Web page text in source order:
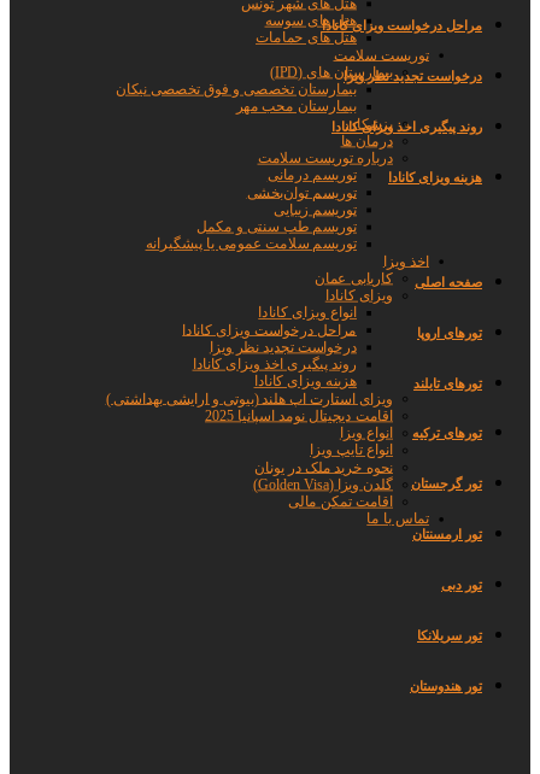
مراحل درخواست ویزای کانادا
درخواست تجدید نظر ویزا
روند پیگیری اخذ ویزای کانادا
هزینه ویزای کانادا
صفحه اصلی
تورهای اروپا
تورهای تایلند
تورهای ترکیه
تور گرجستان
تور ارمسنتان
تور دبی
تور سریلانکا
تور هندوستان
هتل های سوسه
هتل های حمامات
توریست سلامت
بیمارستان های (IPD)
بیمارستان تخصصی و فوق تخصصی نیکان
بیمارستان محب مهر
پزشکان
درمان ها
درباره توریست سلامت
توریسم درمانی
توریسم توان‌بخشی
توریسم زیبایی
توریسم طب سنتی و مکمل
توریسم سلامت عمومی یا پیشگیرانه
اخذ ویزا
کاریابی عمان
ویزای کانادا
انواع ویزای کانادا
مراحل درخواست ویزای کانادا
درخواست تجدید نظر ویزا
روند پیگیری اخذ ویزای کانادا
هزینه ویزای کانادا
ویزای استارت اپ هلند (بیوتی و ارایشی بهداشتی )
اقامت دیجیتال نومد اسپانیا 2025
انواع ویزا
انواع تایپ ویزا
نحوه خرید ملک در یونان
گلدن ویزا (Golden Visa)
اقامت تمکن مالی
تماس با ما